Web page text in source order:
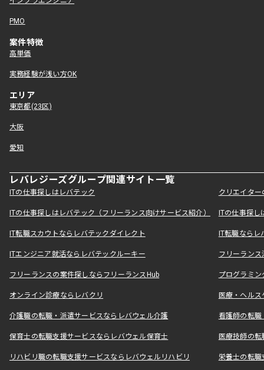
PMO
案件特徴
高単価
実務経験が浅い方OK
エリア
東京都(23区)
大阪
愛知
レバレジーズグループ関連サイト一覧
ITの仕事探しはレバテック クリエイタ
ITの仕事探しはレバテック（フリーランス向けサービス紹介） ITの仕事探
IT転職スカウトならレバテックダイレクト IT転職なら
ITエンジニア就活ならレバテックルーキー フリーラン
フリーランスの案件探しならフリーランスHub プログラミ
オンライン診療ならレバクリ 医療・ヘル
介護職の転職・派遣サービスならレバウェル介護 看護師の転
保育士の転職支援サービスならレバウェル保育士 医療技師の
リハビリ職の転職支援サービスならレバウェルリハビリ 栄養士の転